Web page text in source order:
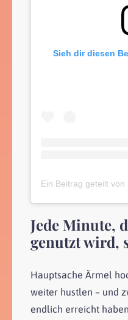
Sieh dir diesen
Jede Minute,
genutzt wird,
Hauptsache Ärmel
weiter hustlen – und
endlich erreicht